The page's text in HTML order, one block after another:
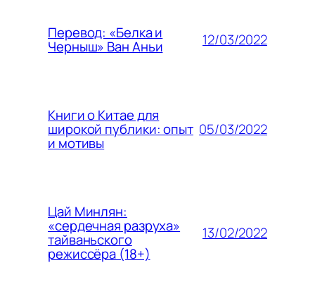
Перевод: «Белка и
Черныш» Ван Аньи 12/03/2022
Книги о Китае для
широкой публики: опыт
и мотивы
05/03/2022
Цай Минлян:
«сердечная разруха»
тайваньского
режиссёра (18+)
13/02/2022